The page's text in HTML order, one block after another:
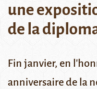
une
de la
Fin janvier, en
anniversaire de la